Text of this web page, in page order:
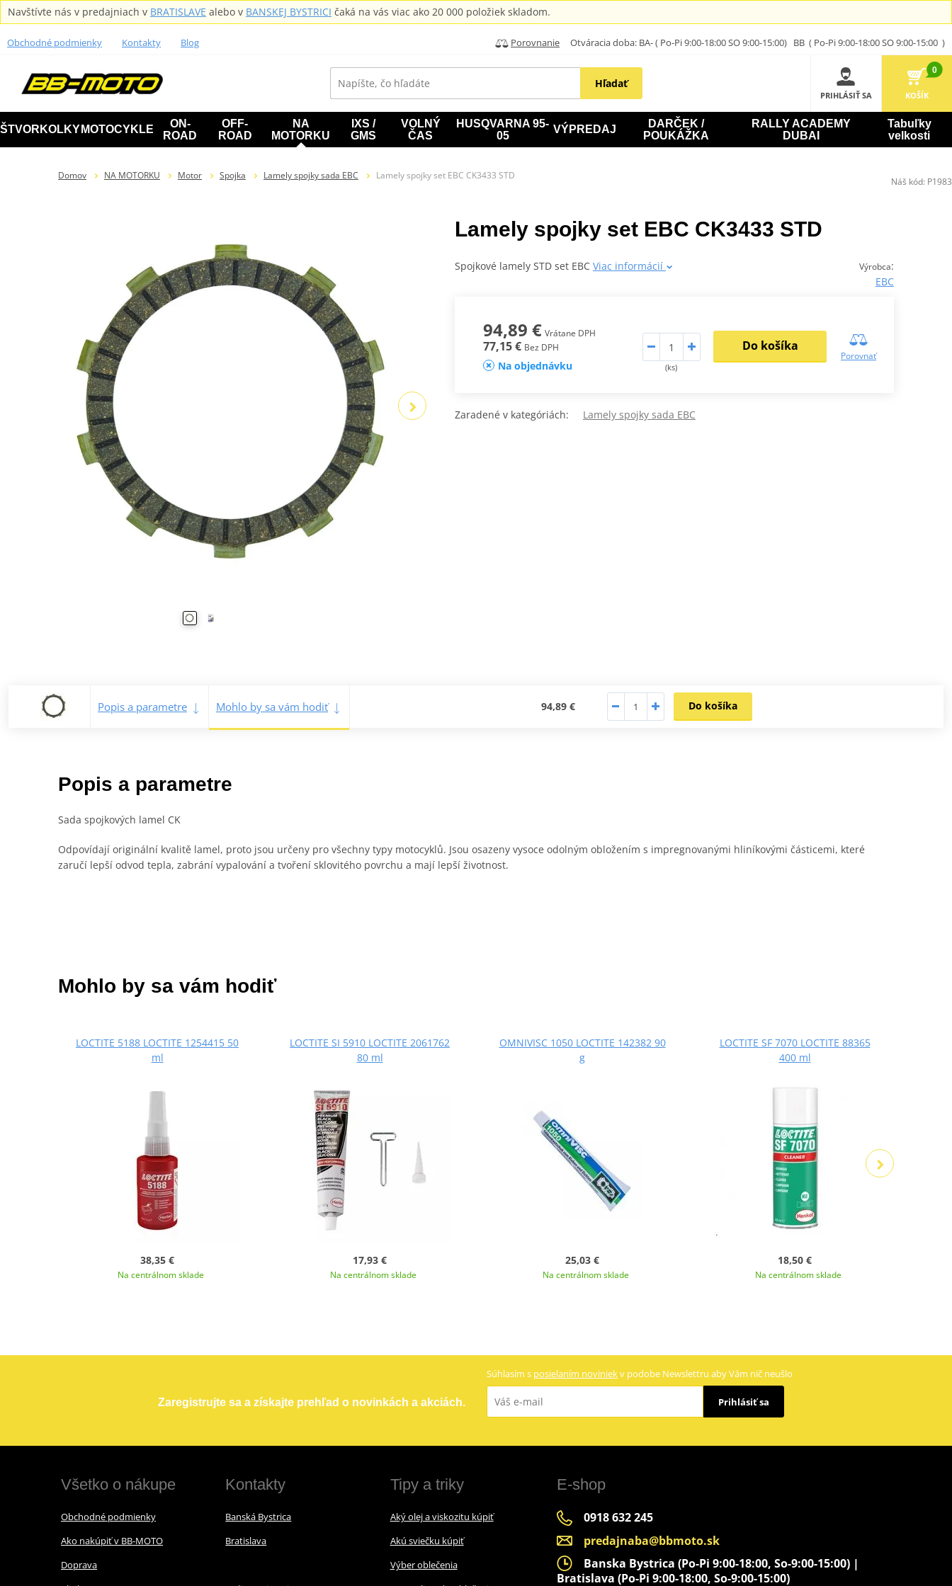
Navštívte nás v predajniach v BRATISLAVE alebo v BANSKEJ BYSTRICI čaká na vás viac ako 20 000 položiek skladom.
Obchodné podmienky Kontakty Blog Porovnanie Otváracia doba: BA- ( Po-Pi 9:00-18:00 SO 9:00-15:00) BB ( Po-Pi 9:00-18:00 SO 9:00-15:00 )
Hľadať
PRIHLÁSIŤ SA
0
KOŠÍK
ŠTVORKOLKY MOTOCYKLE
ON-
ROAD
OFF-
ROAD
NA
MOTORKU
IXS /
GMS
VOLNÝ
ČAS
HUSQVARNA 95-
05
VÝPREDAJ
DARČEK /
POUKÁŽKA
RALLY ACADEMY
DUBAI
Tabuľky
velkosti
Domov NA MOTORKU Motor Spojka Lamely spojky sada EBC Lamely spojky set EBC CK3433 STD
Lamely spojky set EBC CK3433 STD
Výrobca:
EBC
Spojkové lamely STD set EBC Viac informácií
94,89 € Vrátane DPH
77,15 € Bez DPH
Na objednávku (ks)
Do košíka
Porovnať
Zaradené v kategóriách: Lamely spojky sada EBC
Popis a parametre Mohlo by sa vám hodiť 94,89 € Do košíka
Popis a parametre
Sada spojkových lamel CK
Odpovídají originální kvalitě lamel, proto jsou určeny pro všechny typy motocyklů. Jsou osazeny vysoce odolným obložením s impregnovanými hliníkovými částicemi, které
zaručí lepší odvod tepla, zabrání vypalování a tvoření sklovitého povrchu a mají lepší životnost.
Náš kód: P1983
Mohlo by sa vám hodiť
LOCTITE 5188 LOCTITE 1254415 50
ml
38,35 €
Na centrálnom sklade
LOCTITE SI 5910 LOCTITE 2061762
80 ml
17,93 €
Na centrálnom sklade
OMNIVISC 1050 LOCTITE 142382 90
g
25,03 €
Na centrálnom sklade
LOCTITE SF 7070 LOCTITE 88365
400 ml
18,50 €
Na centrálnom sklade
Zaregistrujte sa a získajte prehľad o novinkách a akciách.
Súhlasím s posielaním noviniekv podobe Newslettru aby Vám nič neušlo
Prihlásiť sa
Všetko o nákupe
Obchodné podmienky
Ako nakúpiť v BB-MOTO
Doprava
Kontakty
Banská Bystrica
Bratislava
Tipy a triky
Aký olej a viskozitu kúpiť
Akú sviečku kúpiť
Výber oblečenia
E-shop
0918 632 245
predajnaba@bbmoto.sk
Banska Bystrica (Po-Pi 9:00-18:00, So-9:00-15:00) |
Bratislava (Po-Pi 9:00-18:00, So-9:00-15:00)